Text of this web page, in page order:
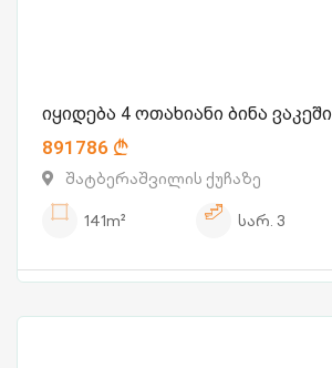
იყიდება 4 ოთახიანი ბინა ვაკეში
891786
შატბერაშვილის ქუჩაზე
141m²
სარ. 3